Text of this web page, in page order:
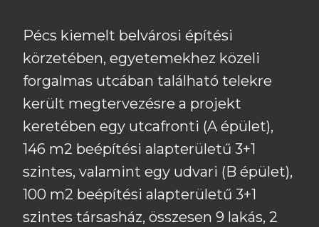
Pécs kiemelt belvárosi építési
körzetében, egyetemekhez közeli
forgalmas utcában található telekre
került megtervezésre a projekt
keretében egy utcafronti (A épület),
146 m2 beépítési alapterületű 3+1
szintes, valamint egy udvari (B épület),
100 m2 beépítési alapterületű 3+1
szintes társasház, összesen 9 lakás, 2